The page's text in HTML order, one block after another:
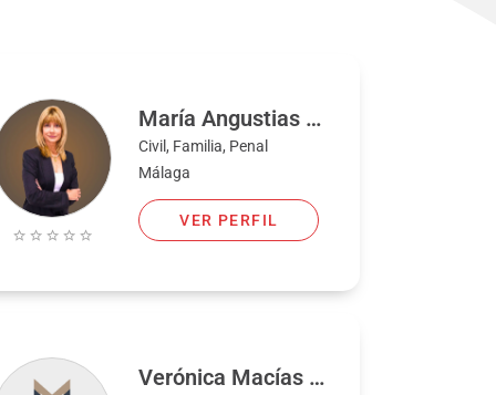
María Angustias Montalbán Peregrin
Civil, Familia, Penal
Málaga
VER PERFIL
Verónica Macías Cañizares